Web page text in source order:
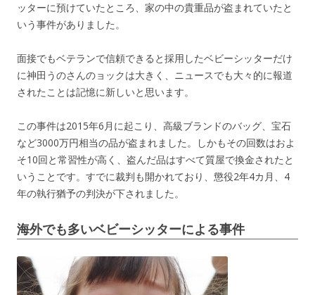
ッターに預けていたところ、家の中の貴重品が盗まれていたと
いう事件がありました。
面接でもベテランで信頼できると採用したベビーシッターだけ
に神田うのさんのョックは大きく、ニュースでも大々的に報道
されたことは記憶に新しいと思います。
この事件は2015年6月に起こり、高級ブランドのバッグ、宝石
など3000万円相当の品が盗まれました。しかもその回数はおよ
そ10回と常習性が高く、盗んだ品はすべて質屋で換金されたと
いうことです。すでに裁判も開かれており、懲役2年4カ月、4
年の執行猶予の判決が下されました。
海外でも多いベビーシッターによる事件